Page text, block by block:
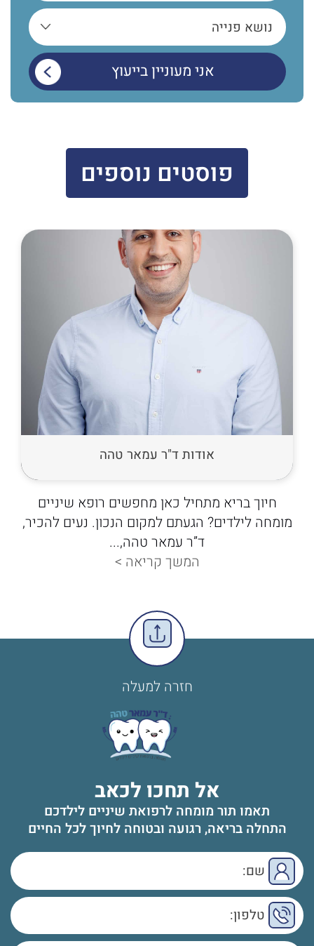
פוסטים נוספים
אודות ד"ר עמאר טהה
חיוך בריא מתחיל כאן מחפשים רופא שיניים
מומחה לילדים? הגעתם למקום הנכון. נעים להכיר,
ד”ר עמאר טהה,...
המשך קריאה >
חזרה למעלה
אל תחכו לכאב
תאמו תור מומחה לרפואת שיניים לילדכם
התחלה בריאה, רגועה ובטוחה לחיוך לכל החיים